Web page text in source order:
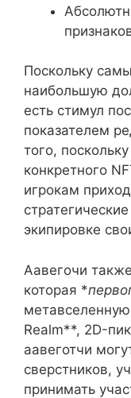
Поскольку
наибольшую
есть стимул
показателем
того,
конкретного
игрокам
экипировке
Аавегочи
которая *
метавселенную
Realm**, 2D-
аавеготчи
сверстников,
принимать